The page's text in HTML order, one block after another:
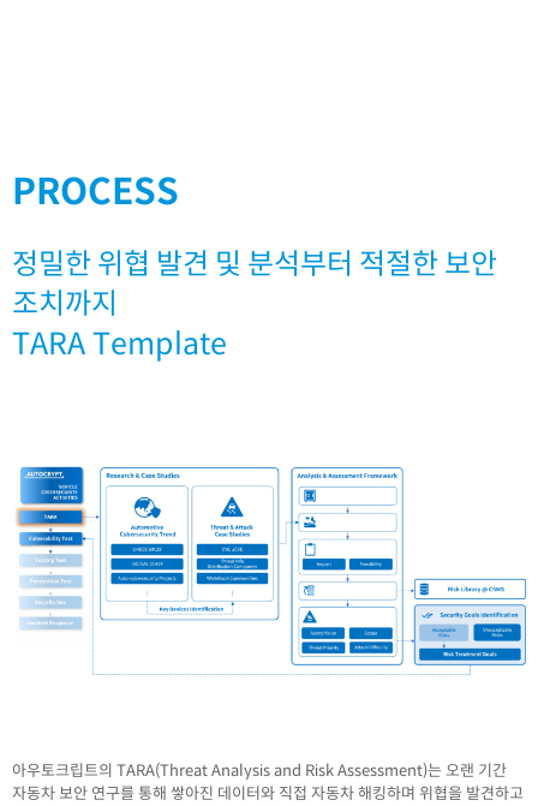
PROCESS
정밀한 위협 발견 및 분석부터 적절한 보안
조치까지
TARA Template
아우토크립트의 TARA(Threat Analysis and Risk Assessment)는 오랜 기간
자동차 보안 연구를 통해 쌓아진 데이터와 직접 자동차 해킹하며 위협을 발견하고